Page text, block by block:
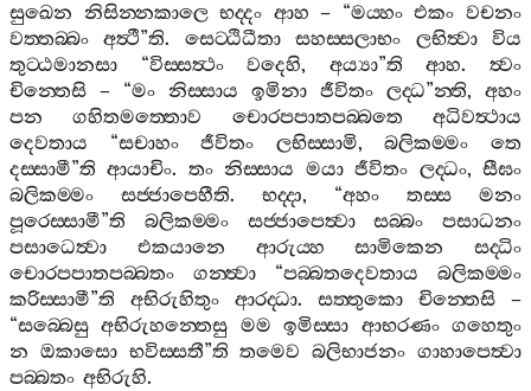
සුඛෙන නිසින‍්නකාලෙ භද‍්දං ආහ – “මය‍්හං එකං වචනං
වත‍්තබ‍්බං
අත්‍ථී”ති. සෙට‍්ඨිධීතා සහස‍්සලාභං ලභිත්‍වා
විය
තුට‍්ඨමානසා “විස‍්සත්‍ථං වදෙහි, අය්‍යා”ති ආහ.ත්‍වං
චින‍්තෙසි – “මං නිස‍්සාය ඉමිනා ජීවිතං ලද‍්ධ”න‍්ති, අහං
පන
ගහිතමත‍්තොව චොරපපාතපබ‍්බතෙ
අධිවත්‍ථාය
දෙවතාය “සචාහං ජීවිතං ලභිස‍්සාමි,බලිකම‍්මං
තෙ
දස‍්සාමී”ති ආයාචිං. තං නිස‍්සාය මයා ජීවිතං ලද‍්ධං,සීඝං
බලිකම‍්මං
සජ‍්ජාපෙහීති. භද‍්දා, “අහං තස‍්ස
මනං
පූරෙස‍්සාමී”ති බලිකම‍්මං සජ‍්ජාපෙත්‍වා සබ‍්බං
පසාධනං
පසාධෙත්‍වා
එකයානෙ ආරුය‍්හ සාමිකෙන
සද‍්ධිං
චොරපපාතපබ‍්බතං
ගන‍්ත්‍වා “පබ‍්බතදෙවතාය
බලිකම‍්මං
කරිස‍්සාමී”ති අභිරුහිතුං ආරද‍්ධා. සත‍්තුකො චින‍්තෙසි –
“සබ‍්බෙසු අභිරුහන‍්තෙසු මම ඉමිස‍්සා ආභරණං ගහෙතුං
න ඔකාසො භවිස‍්සතී”ති තමෙව බලිභාජනං ගාහාපෙත්‍වා
පබ‍්බතං අභිරුහි.